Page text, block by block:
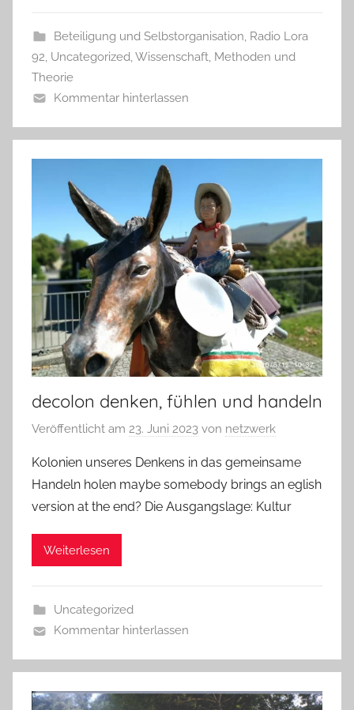
Beteiligung und Selbstorganisation, Radio Lora
92, Uncategorized,Wissenschaft, Methoden und
Theorie
Kommentar hinterlassen
decolon denken, fühlen und handeln
Veröffentlicht am 23. Juni 2023 von netzwerk
Kolonien unseres Denkens in das gemeinsame
Handeln holen maybe somebody brings an eglish
version at the end? Die Ausgangslage: Kultur
Weiterlesen
Uncategorized
Kommentar hinterlassen